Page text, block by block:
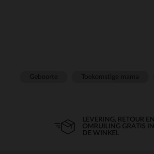
LEVERING, RETOUR EN
OMRUILING GRATIS IN
DE WINKEL